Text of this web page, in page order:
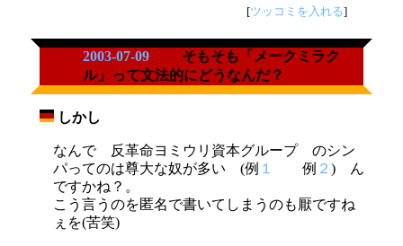
[ツッコミを入れる]
2003-07-09
そもそも「メークミラク
ル」って文法的にどうなんだ？
しかし
なんで 反革命ヨミウリ資本グループ のシン
パってのは尊大な奴が多い (例 １ 例 ２ ) ん
ですかね？。
こう言うのを匿名で書いてしまうのも厭ですね
ぇを(苦笑)